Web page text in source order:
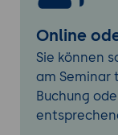
und
Online
Sie können
am Seminar
Buchung